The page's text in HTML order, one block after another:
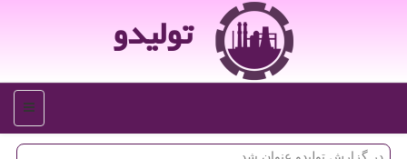
تولیدو
منو